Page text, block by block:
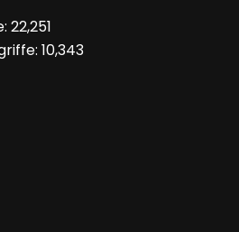
22,251
10,343